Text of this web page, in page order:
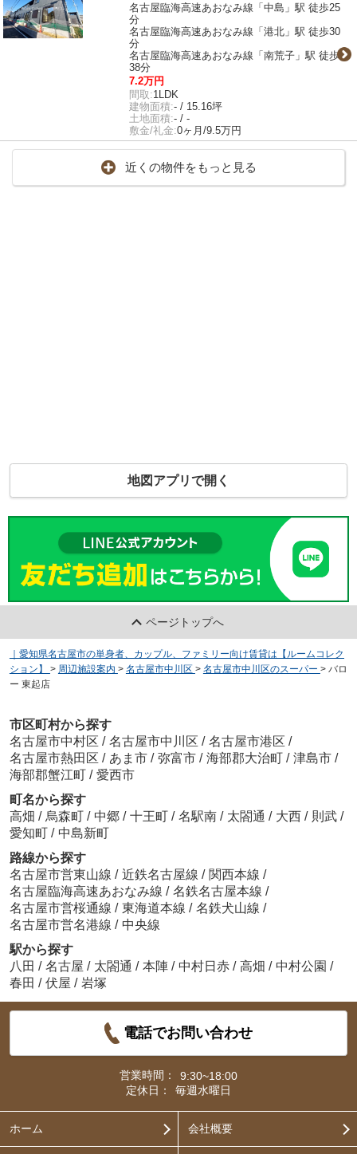
名古屋臨海高速あおなみ線「中島」駅 徒歩25
分
名古屋臨海高速あおなみ線「港北」駅 徒歩30
分
名古屋臨海高速あおなみ線「南荒子」駅 徒歩
38分
7.2万円
間取:1LDK
建物面積:- / 15.16坪
土地面積:- / -
敷金/礼金:0ヶ月/9.5万円
近くの物件をもっと見る
地図アプリで開く
ページトップへ
｜愛知県名古屋市の単身者、カップル、ファミリー向け賃貸は【ルームコレク
ション】
> 周辺施設案内 > 名古屋市中川区 > 名古屋市中川区のスーパー > バロ
ー 東起店
市区町村から探す
名古屋市中村区 / 名古屋市中川区 / 名古屋市港区 /
名古屋市熱田区 / あま市 / 弥富市 / 海部郡大治町 / 津島市 /
海部郡蟹江町 / 愛西市
町名から探す
高畑 / 烏森町 / 中郷 / 十王町 / 名駅南 / 太閤通 / 大西 / 則武 /
愛知町 / 中島新町
路線から探す
名古屋市営東山線 / 近鉄名古屋線 / 関西本線 /
名古屋臨海高速あおなみ線 / 名鉄名古屋本線 /
名古屋市営桜通線 / 東海道本線 / 名鉄犬山線 /
名古屋市営名港線 / 中央線
駅から探す
八田 / 名古屋 / 太閤通 / 本陣 / 中村日赤 / 高畑 / 中村公園 /
春田 / 伏屋 / 岩塚
電話でお問い合わせ
営業時間：
9:30~18:00
定休日：
毎週水曜日
ホーム 会社概要